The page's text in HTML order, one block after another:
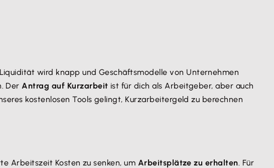
wird knapp und Geschäftsmodelle von Unternehmen
DerAntrag auf Kurzarbeit ist für dich als Arbeitgeber, aber auch
kostenlosen Tools gelingt, Kurzarbeitergeld zu berechnen
Arbeitszeit Kosten zu senken, um Arbeitsplätze zu erhalten. Für